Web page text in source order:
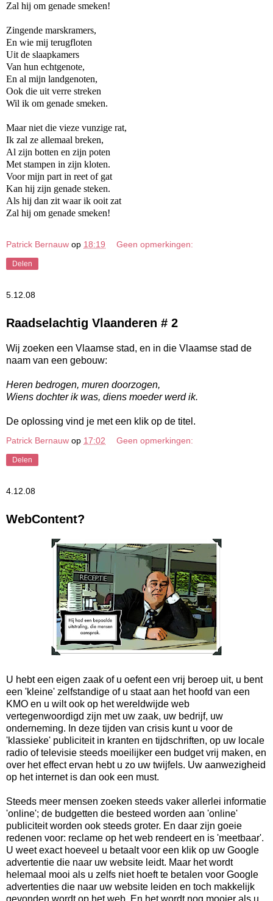
Zal hij om genade smeken!
Zingende marskramers,
En wie mij terugfloten
Uit de slaapkamers
Van hun echtgenote,
En al mijn landgenoten,
Ook die uit verre streken
Wil ik om genade smeken.
Maar niet die vieze vunzige rat,
Ik zal ze allemaal breken,
Al zijn botten en zijn poten
Met stampen in zijn kloten.
Voor mijn part in reet of gat
Kan hij zijn genade steken.
Als hij dan zit waar ik ooit zat
Zal hij om genade smeken!
Patrick Bernauw op 18:19 Geen opmerkingen:
Delen
5.12.08
Raadselachtig Vlaanderen # 2
Wij zoeken een Vlaamse stad, en in die Vlaamse stad de
naam van een gebouw:
Heren bedrogen, muren doorzogen,
Wiens dochter ik was, diens moeder werd ik.
De oplossing vind je met een klik op de titel.
Patrick Bernauw op 17:02 Geen opmerkingen:
Delen
4.12.08
WebContent?
U hebt een eigen zaak of u oefent een vrij beroep uit, u bent
een 'kleine' zelfstandige of u staat aan het hoofd van een
KMO en u wilt ook op het wereldwijde web
vertegenwoordigd zijn met uw zaak, uw bedrijf, uw
onderneming. In deze tijden van crisis kunt u voor de
'klassieke' publiciteit in kranten en tijdschriften, op uw locale
radio of televisie steeds moeilijker een budget vrij maken, en
over het effect ervan hebt u zo uw twijfels. Uw aanwezigheid
op het internet is dan ook een must.
Steeds meer mensen zoeken steeds vaker allerlei informatie
'online'; de budgetten die besteed worden aan 'online'
publiciteit worden ook steeds groter. En daar zijn goeie
redenen voor: reclame op het web rendeert en is 'meetbaar'.
U weet exact hoeveel u betaalt voor een klik op uw Google
advertentie die naar uw website leidt. Maar het wordt
helemaal mooi als u zelfs niet hoeft te betalen voor Google
advertenties die naar uw website leiden en toch makkelijk
gevonden wordt op het web. En het wordt nog mooier als u